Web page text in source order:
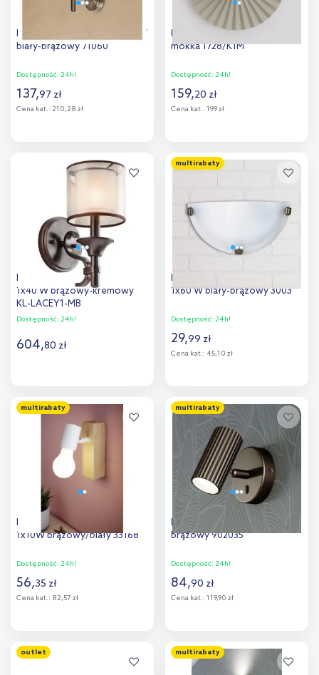
Rabalux Zenkai kinkiet 1x10 W
biały-brązowy 71060
Dostępność: 24h!
137,97 zł
Cena kat.: 210,28 zł
Dodaj do
Emibig Umbra kinkiet 1x8 W
mokka 1728/K1M
Dostępność: 24h!
159,20 zł
Cena kat.: 199 zł
Dodaj do
porównania
Elstead Lighting Lacey kinkiet
1x40 W brązowy-kremowy
KL-LACEY1-MB
Dostępność: 24h!
604,80 zł
Dodaj do
porównania
multirabaty
Rabalux Alabastro kinkiet
1x60 W biały-brązowy 3003
Dostępność: 24h!
29,99 zł
Cena kat.: 45,10 zł
Dodaj do
porównania
multirabaty
Eglo Townshend 3 kinkiet
1x10W brązowy/biały 33168
Dostępność: 24h!
56,35 zł
Cena kat.: 82,57 zł
Dodaj do
multirabaty
Eglo Portillo kinkiet 1x5 W
brązowy 902035
Dostępność: 24h!
84,90 zł
Cena kat.: 119,90 zł
Dodaj do
outlet multirabaty